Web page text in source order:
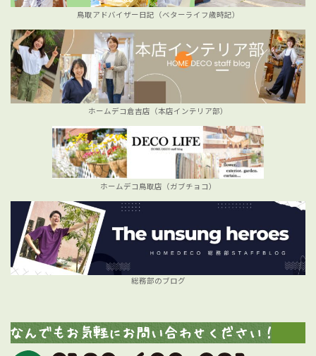
鳥取アドバイザー日記（ベターライフ歳時記）
ホームデコ倉吉店（本店インテリア部）
ホームデコ鳥取店（ガブチョコ）
総務部のブログ